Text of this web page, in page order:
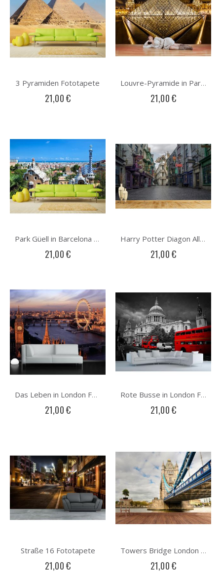
3 Pyramiden Fototapete
21,00 €
Louvre-Pyramide in Paris Fototapete
21,00 €
Park Güell in Barcelona Fototapete
21,00 €
Harry Potter Diagon Alley Fototapete
21,00 €
Das Leben in London Fototapete
21,00 €
Rote Busse in London Fototapete
21,00 €
Straße 16 Fototapete
21,00 €
Towers Bridge London Fototapete
21,00 €